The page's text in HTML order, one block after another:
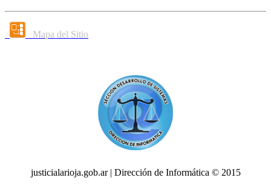
Mapa del Sitio
justicialarioja.gob.ar | Dirección de Informática © 2015